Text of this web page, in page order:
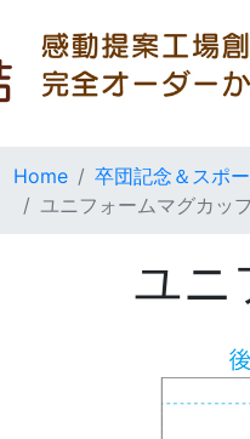
Home 卒団記念＆スポ
ユニフォームマグカッ
ユニ